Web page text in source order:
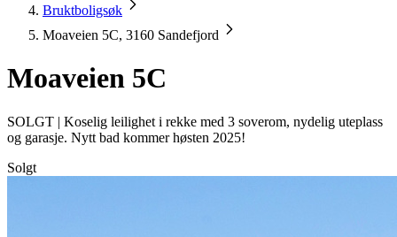
Bruktboligsøk
Moaveien 5C, 3160 Sandefjord
Moaveien 5C
SOLGT | Koselig leilighet i rekke med 3 soverom, nydelig uteplass
og garasje. Nytt bad kommer høsten 2025!
Solgt